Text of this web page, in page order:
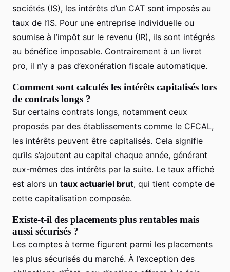
sociétés (IS), les intérêts d’un CAT sont imposés au
taux de l’IS. Pour une entreprise individuelle ou
soumise à l’impôt sur le revenu (IR), ils sont intégrés
au bénéfice imposable. Contrairement à un livret
pro, il n’y a pas d’exonération fiscale automatique.
Comment sont calculés les intérêts capitalisés lors
de contrats longs ?
Sur certains contrats longs, notamment ceux
proposés par des établissements comme le CFCAL,
les intérêts peuvent être capitalisés. Cela signifie
qu’ils s’ajoutent au capital chaque année, générant
eux-mêmes des intérêts par la suite. Le taux affiché
est alors un taux actuariel brut, qui tient compte de
cette capitalisation composée.
Existe-t-il des placements plus rentables mais
aussi sécurisés ?
Les comptes à terme figurent parmi les placements
les plus sécurisés du marché. À l’exception des